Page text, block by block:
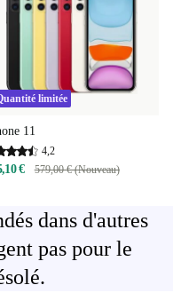
limitée
11
4,2
€ 579,00 € (Nouveau)
dans d'autres
pas pour le